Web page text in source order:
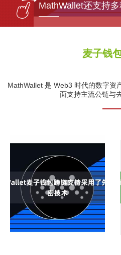
链 MathWallet还支持
麦子钱
MathWallet 是 Web3 时代的数字资
面支持主流公链与